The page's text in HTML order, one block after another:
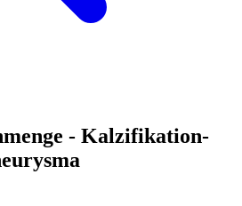
- Kalzifikation-